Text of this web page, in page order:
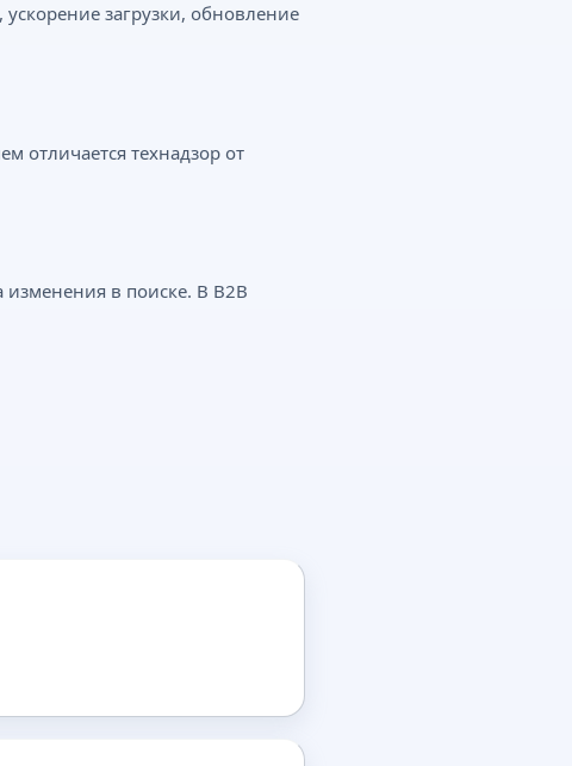
загрузки, обновление
отличается технадзор от
в поиске. В B2B